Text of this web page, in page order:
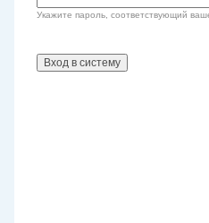
Укажите пароль, соответствующий